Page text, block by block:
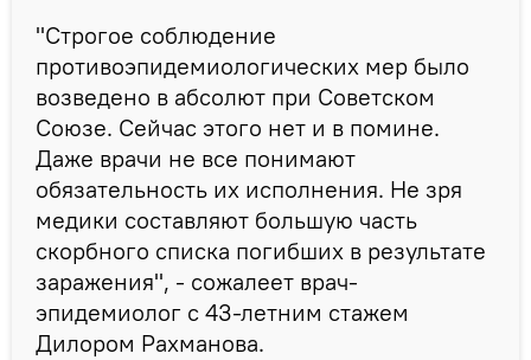
"Строгое соблюдение
противоэпидемиологических мер было
возведено в абсолют при Советском
Союзе. Сейчас этого нет и в помине.
Даже врачи не все понимают
обязательность их исполнения. Не зря
медики составляют большую часть
скорбного списка погибших в результате
заражения", - сожалеет врач-
эпидемиолог с 43-летним стажем
Дилором Рахманова.